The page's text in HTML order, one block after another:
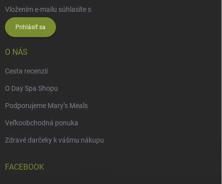
Vložením e-mailu súhlasíte s
Prihlásiť sa
O NÁS
Cesta recenzií
O Day Spa Shopu
Podporujeme Mary’s Meals
Veľkoobchodná ponuka
Zdravé darčeky k vášmu nákupu
FACEBOOK